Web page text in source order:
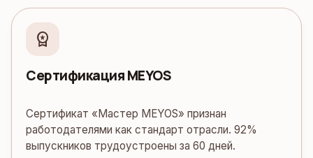
workspace_premium
Сертификация MEYOS
Сертификат «Мастер MEYOS» признан
работодателями как стандарт отрасли. 92%
выпускников трудоустроены за 60 дней.